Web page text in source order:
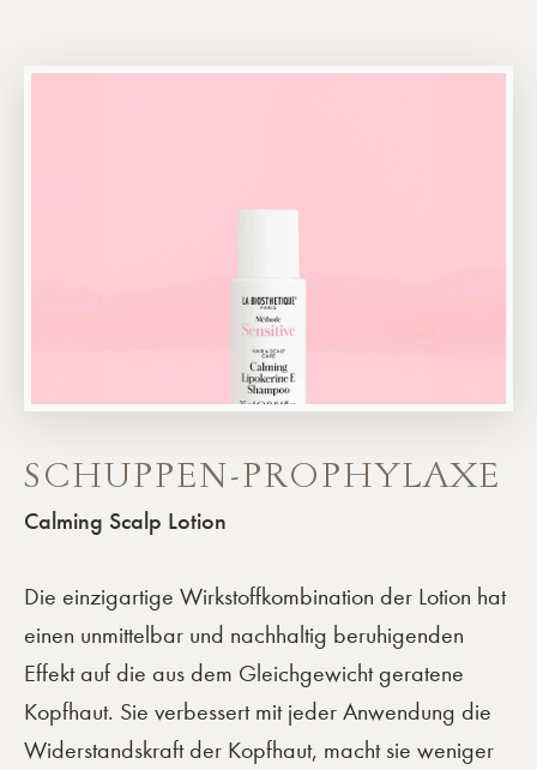
SCHUPPEN-PROPHYLAXE
Calming Scalp Lotion
Die einzigartige Wirkstoffkombination der Lotion hat
einen unmittelbar und nachhaltig beruhigenden
Effekt auf die aus dem Gleichgewicht geratene
Kopfhaut. Sie verbessert mit jeder Anwendung die
Widerstandskraft der Kopfhaut, macht sie weniger